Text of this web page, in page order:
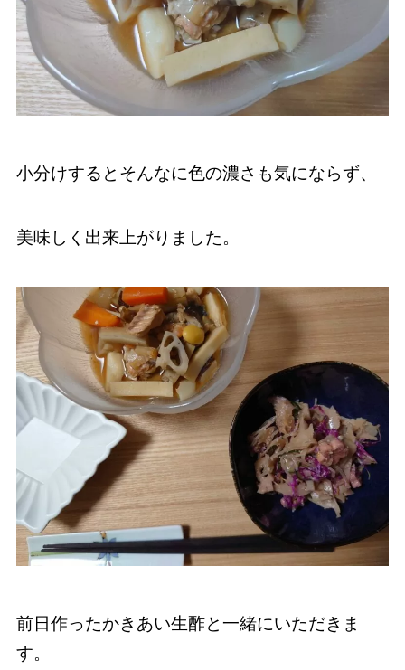
小分けするとそんなに色の濃さも気にならず、
美味しく出来上がりました。
前日作ったかきあい生酢と一緒にいただきま
す。